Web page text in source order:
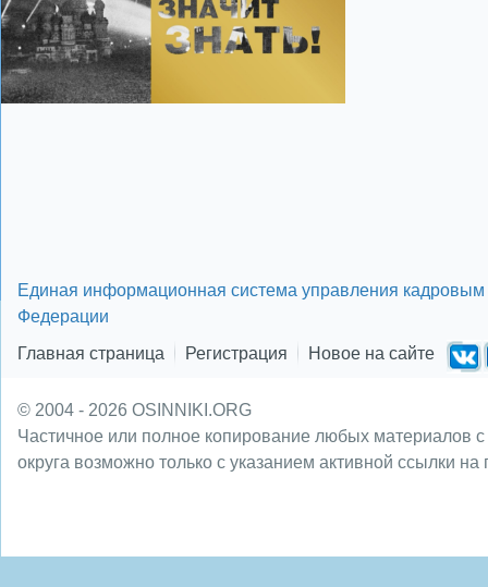
Единая информационная система управления кадровым
Федерации
Главная страница
Регистрация Новое на сайте
© 2004 - 2026 OSINNIKI.ORG
Частичное или полное копирование любых материалов
округа возможно только с указанием активной ссылки на